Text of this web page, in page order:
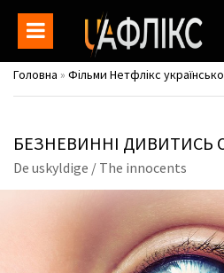
Головна » Фільми Нетфлікс
БЕЗНЕВИННІ ДИВИТИСЬ
De uskyldige / The innocents